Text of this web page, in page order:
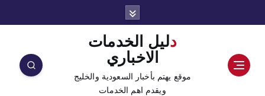
دليل الخدمات
الاخباري
موقع يهتم بأخبار السعودية والخليج
ويقدم اهم الخدمات